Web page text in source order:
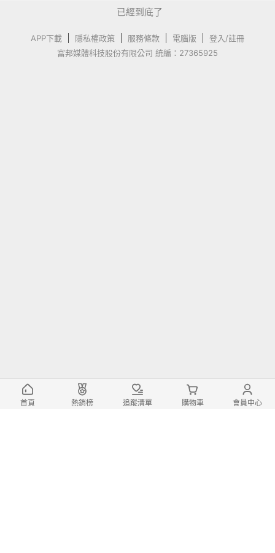
已經到底了
APP下載 隱私權政策 服務條款 電腦版
登入/註冊
富邦媒體科技股份有限公司 統編：27365925
首頁 熱銷榜 追蹤清單 購物車 會員中心